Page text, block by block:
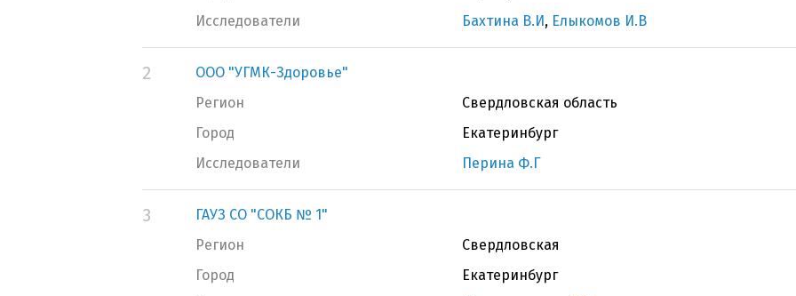
Исследователи
Бахтина В.И, Елыкомов И.В
2
ООО "УГМК-Здоровье"
Регион
Свердловская область
Город
Екатеринбург
Исследователи
Перина Ф.Г
3
ГАУЗ СО "СОКБ № 1"
Регион
Свердловская
Город
Екатеринбург